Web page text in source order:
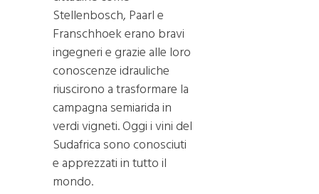
Stellenbosch, Paarl e
Franschhoek erano bravi
ingegneri e grazie alle loro
conoscenze idrauliche
riuscirono a trasformare la
campagna semiarida in
verdi vigneti. Oggi i vini del
Sudafrica sono conosciuti
e apprezzati in tutto il
mondo.